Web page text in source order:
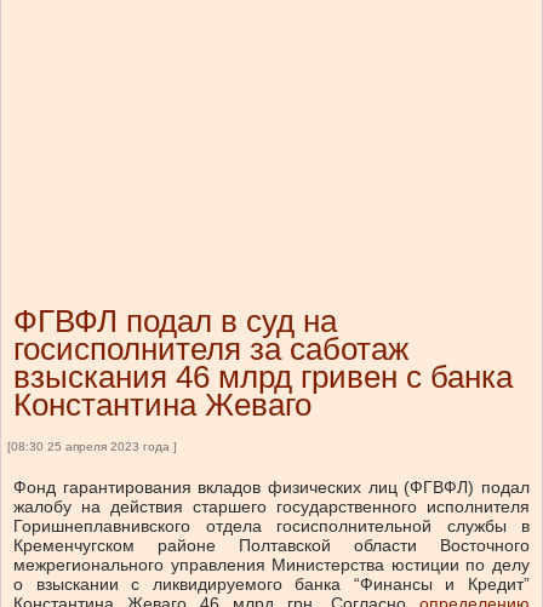
ФГВФЛ подал в суд на
госисполнителя за саботаж
взыскания 46 млрд гривен с банка
Константина Жеваго
[08:30 25 апреля 2023 года ]
Фонд гарантирования вкладов физических лиц (ФГВФЛ) подал
жалобу на действия старшего государственного исполнителя
Горишнеплавнивского отдела госисполнительной службы в
Кременчугском районе Полтавской области Восточного
межрегионального управления Министерства юстиции по делу
о взыскании с ликвидируемого банка “Финансы и Кредит”